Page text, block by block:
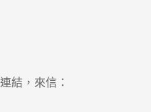
結，來信：